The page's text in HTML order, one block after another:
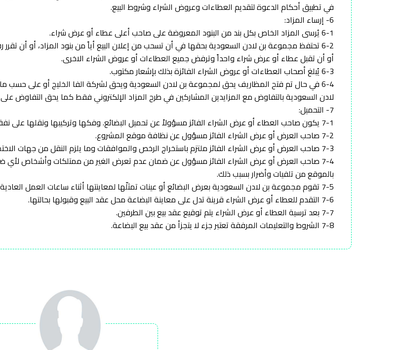
في تطبيق أحكام الدعوة لتقديم العطاءات وعروض الشراء وشروط البيع.
6- إرساء المزاد:
6-1 يُرسى المزاد الخاص بكل بند من البنود المعروضة على صاحب أعلى عطاء أو عرض شراء.
6-2 تحتفظ مجموعة بن لادن السعودية بحقها في أن تسحب من إعلان البيع أياً من بنود المزاد، أو أن
أو أن تقبل عطاء أو عرض شراء واحداً وترفض جميع العطاءات أو عروض الشراء الاخرى.
6-3 يُبلغ أصحاب العطاءات أو عروض الشراء الفائزة بذلك بإشعار مكتوب.
6-4 في حال تم فتح المظاريف يحق لمجموعة بن لادن السعودية ويحق لشركة الفا الخليج أو على
لادن السعودية بالتفاوض مع المزايدين المشاركين في طرح المزاد الإلكتروني فقط كما يحق التفاوض
7- التحميل:
7-1 يكون صاحب العطاء أو عرض الشراء الفائز مسؤولاً عن تحميل البضائع. وفكها وتركيبها ونقلها على نفقته الخاصة.
7-2 صاحب العرض أو عرض الشراء الفائز مسؤول عن نظافة موقع المشروع.
7-3 صاحب العرض أو عرض الشراء الفائز ملتزم باستخراج الرخص والموافقات وما يلزم النقل من جهات الاختصاص إذا لزم الأمر.
7-4 صاحب العرض أو عرض الشراء الفائز مسؤول عن ضمان عدم تعرض الغير من ممتلكات وأشخاص لأي
بالموقع من تلفيات وأضرار بسبب ذلك.
7-5 تقوم مجموعة بن لادن السعودية بعرض البضائع أو عينات تمثلّها لمعاينتها أثناء ساعات العمل العادية حتى اّخر موعد لتقديم العطاءات.
7-6 التقدم للعطاء أو عرض الشراء قرينة تدل على معاينة البضاعة محل عقد البيع وقبولها بحالتها.
7-7 بعد ترسية العطاء أو عرض الشراء يتم توقيع عقد بيع بين الطرفين.
7-8 الشروط والتعليمات المرفقة تعتبر جزء لا يتجزأ من عقد بيع البضاعة.